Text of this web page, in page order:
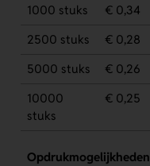
1000 stuks
€ 0,34
2500 stuks
€ 0,28
5000 stuks
€ 0,26
10000
stuks
€ 0,25
Opdrukmogelijkheden